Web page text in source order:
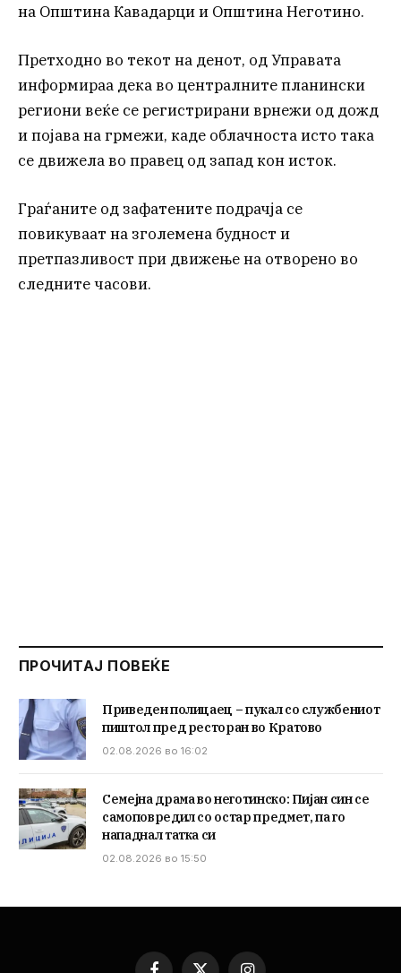
на Општина Кавадарци и Општина Неготино.
Претходно во текот на денот, од Управата
информираа дека во централните планински
региони веќе се регистрирани врнежи од дожд
и појава на грмежи, каде облачноста исто така
се движела во правец од запад кон исток.
Граѓаните од зафатените подрачја се
повикуваат на зголемена будност и
претпазливост при движење на отворено во
следните часови.
ПРОЧИТАЈ ПОВЕЌЕ
Приведен полицаец – пукал со службениот
пиштол пред ресторан во Кратово
02.08.2026 во 16:02
Семејна драма во неготинско: Пијан син се
самоповредил со остар предмет, па го
нападнал татка си
02.08.2026 во 15:50